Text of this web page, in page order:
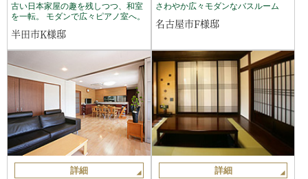
古い日本家屋の趣を残しつつ、和室
を一転。 モダンで広々ピアノ室へ。
半田市K様邸
さわやか広々モダンなバスルーム
名古屋市F様邸
詳細 詳細